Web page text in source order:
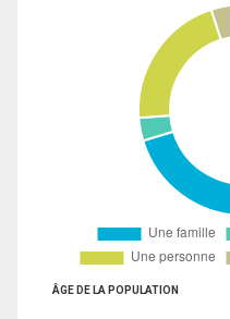
ÂGE DE LA POPULATION